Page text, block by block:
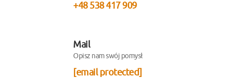
+48 538 417 909
Mail
Opisz nam swój pomysł
[email protected]